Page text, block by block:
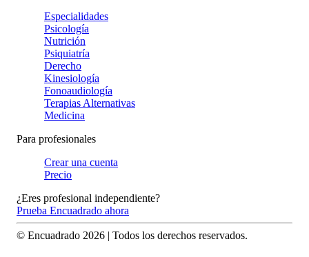
Especialidades
Psicología
Nutrición
Psiquiatría
Derecho
Kinesiología
Fonoaudiología
Terapias Alternativas
Medicina
Para profesionales
Crear una cuenta
Precio
¿Eres profesional independiente?
Prueba Encuadrado ahora
© Encuadrado 2026 | Todos los derechos reservados.